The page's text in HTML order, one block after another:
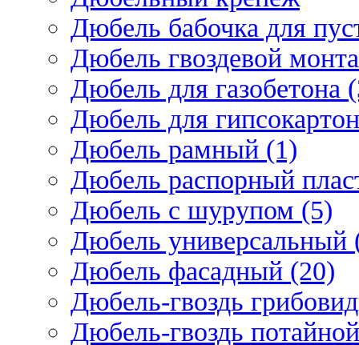
Дюбель бабочка для
Дюбель гвоздевой
Дюбель для газобетона
Дюбель для
Дюбель рамный (1)
Дюбель распорный
Дюбель с шурупом (5)
Дюбель универсальный
Дюбель фасадный (20)
Дюбель-гвоздь
Дюбель-гвоздь